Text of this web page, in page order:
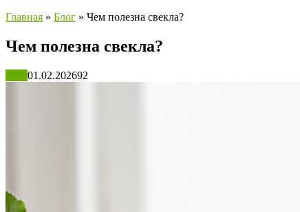
Главная » Блог » Чем полезна свекла?
Чем полезна свекла?
01.02.202692